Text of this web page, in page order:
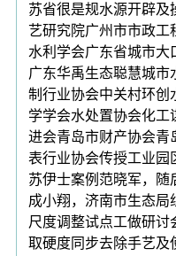
苏省很是规水源开辟及
艺研究院广州市市政工
水利学会广东省城市大
广东华禹生态聪慧城市
制行业协会中关村环创
学学会水处置协会化工
进会青岛市财产协会青
表行业协会传授工业
苏伊士案例范晓军，随
成小翔，济南市生态局
尺度调整试点工做研
取硬度同步去除手艺及